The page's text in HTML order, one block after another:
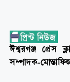
ঈশ্বরগঞ্জ প্রেস
সম্পাদক-